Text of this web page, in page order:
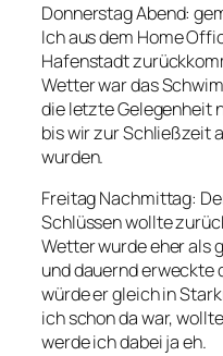
Donnerstag Abend:
Ich aus dem Home
Hafenstadt
Wetter war das
die letzte Gelegenheit
bis wir zur Schließzeit
wurden.
Freitag Nachmittag:
Schlüssen wollte
Wetter wurde eher als
und dauernd erweckte
würde er gleich in
ich schon da war,
werde ich dabei ja eh.